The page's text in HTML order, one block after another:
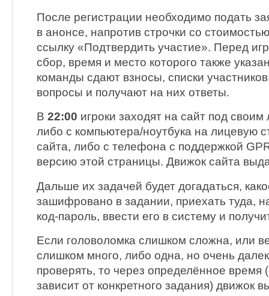
После регистрации необходимо подать
в анонсе, напротив строчки со
ссылку «Подтвердить участие». Перед
сбор, время и место которого также
команды сдают взносы, списки
вопросы и получают на них ответы.
В 22:00 игроки заходят на сайт под
либо с компьютера/ноутбука на лицевую
сайта, либо с телефона с поддержкой
версию этой страницы. Движок сайта
Дальше их задачей будет догадаться,
зашифровано в задании, приехать туда,
код-пароль, ввести его в систему и
Если головоломка слишком сложна, или
слишком много, либо одна, но очень
проверять, то через определённое
зависит от конкретного задания) движок